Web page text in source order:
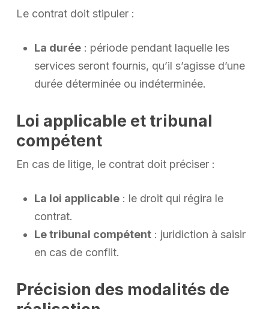
Le contrat doit stipuler :
La durée: période pendant laquelle les
services seront fournis, qu’il s’agisse d’une
durée déterminée ou indéterminée.
Loi applicable et tribunal
compétent
En cas de litige, le contrat doit préciser :
La loi applicable: le droit qui régira le
contrat.
Le tribunal compétent: juridiction à saisir
en cas de conflit.
Précision des modalités de